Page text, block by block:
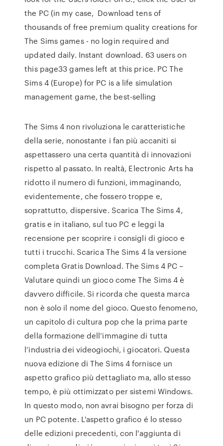
the PC (in my case, Download tens of
thousands of free premium quality creations for
The Sims games - no login required and
updated daily. Instant download. 63 users on
this page33 games left at this price. PC The
Sims 4 (Europe) for PC is a life simulation
management game, the best-selling
The Sims 4 non rivoluziona le caratteristiche
della serie, nonostante i fan più accaniti si
aspettassero una certa quantità di innovazioni
rispetto al passato. In realtà, Electronic Arts ha
ridotto il numero di funzioni, immaginando,
evidentemente, che fossero troppe e,
soprattutto, dispersive. Scarica The Sims 4,
gratis e in italiano, sul tuo PC e leggi la
recensione per scoprire i consigli di gioco e
tutti i trucchi. Scarica The Sims 4 la versione
completa Gratis Download. The Sims 4 PC –
Valutare quindi un gioco come The Sims 4 è
davvero difficile. Si ricorda che questa marca
non è solo il nome del gioco. Questo fenomeno,
un capitolo di cultura pop che la prima parte
della formazione dell’immagine di tutta
l’industria dei videogiochi, i giocatori. Questa
nuova edizione di The Sims 4 fornisce un
aspetto grafico più dettagliato ma, allo stesso
tempo, è più ottimizzato per sistemi Windows.
In questo modo, non avrai bisogno per forza di
un PC potente. L'aspetto grafico é lo stesso
delle edizioni precedenti, con l'aggiunta di